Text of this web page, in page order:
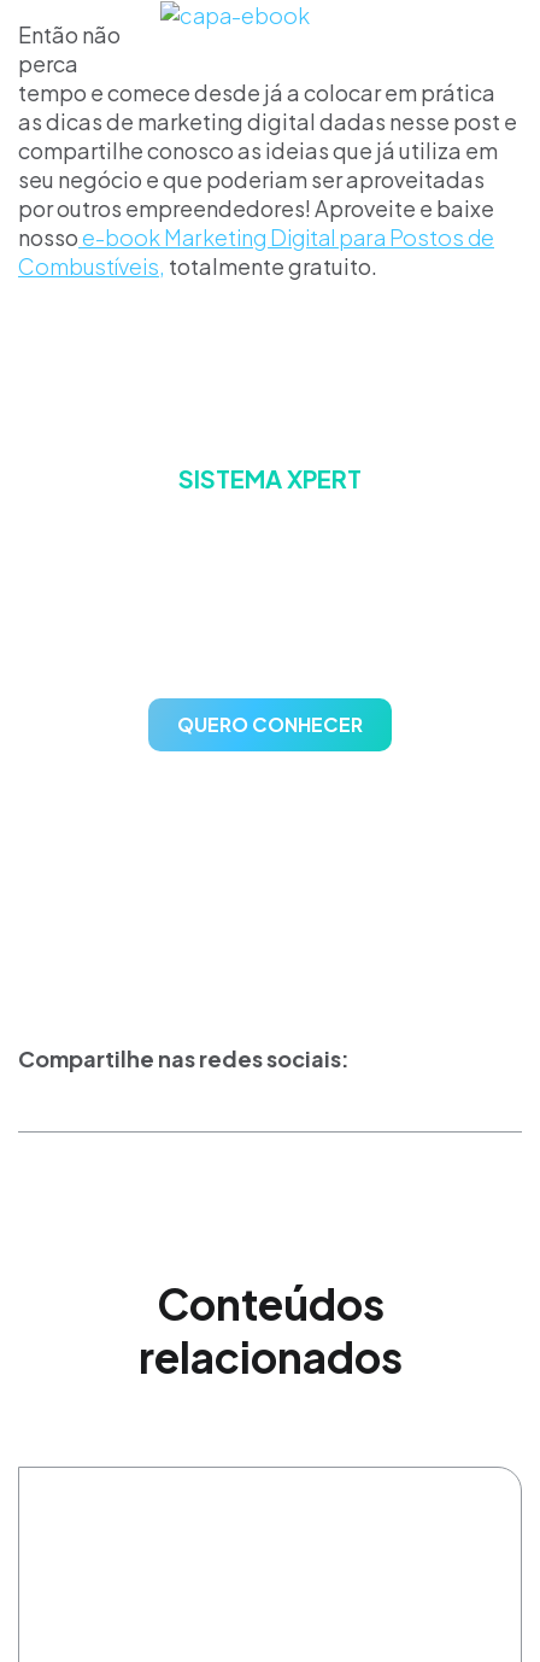
Compartilhe nas redes sociais:
SISTEMA XPERT
QUERO CONHECER
Então não
perca
tempo e comece desde já a colocar em prática
as dicas de marketing digital dadas nesse post e
compartilhe conosco as ideias que já utiliza em
seu negócio e que poderiam ser aproveitadas
por outros empreendedores! Aproveite e baixe
nosso e-book Marketing Digital para Postos de
Combustíveis, totalmente gratuito.
Conteúdos
relacionados